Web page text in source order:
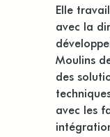
Elle
avec la
Moulins
des
avec les